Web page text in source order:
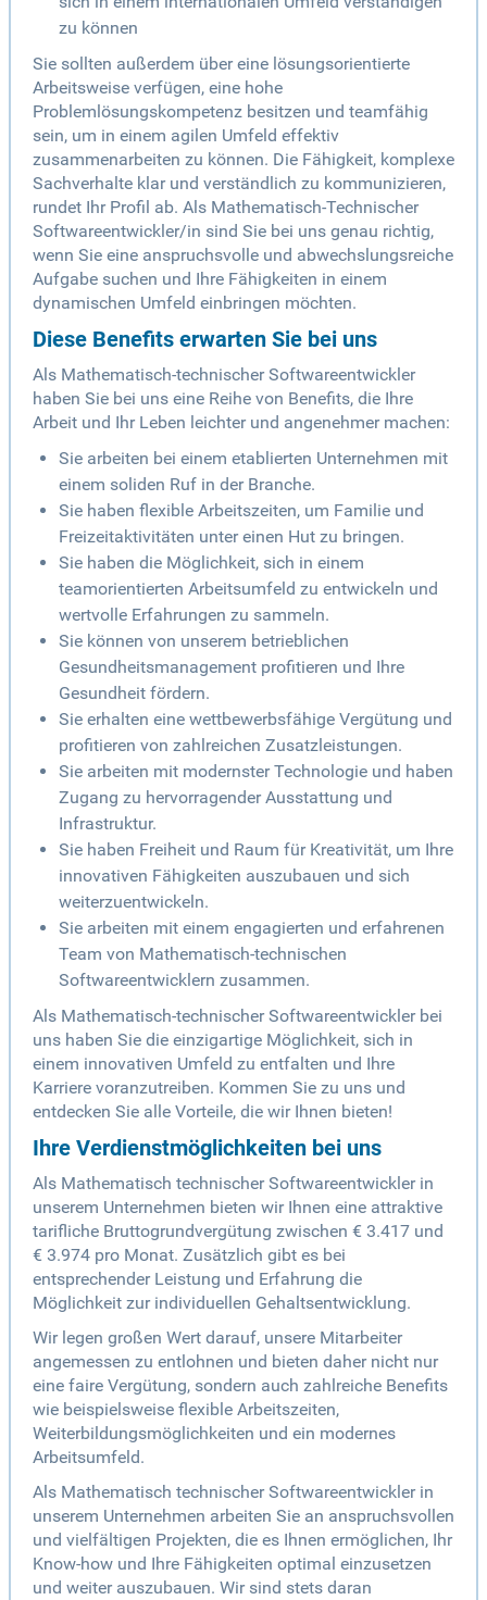
zu können
Sie sollten außerdem über eine lösungsorientierte
Arbeitsweise verfügen, eine hohe
Problemlösungskompetenz besitzen und teamfähig
sein, um in einem agilen Umfeld effektiv
zusammenarbeiten zu können. Die Fähigkeit, komplexe
Sachverhalte klar und verständlich zu kommunizieren,
rundet Ihr Profil ab. Als Mathematisch-Technischer
Softwareentwickler/in sind Sie bei uns genau richtig,
wenn Sie eine anspruchsvolle und abwechslungsreiche
Aufgabe suchen und Ihre Fähigkeiten in einem
dynamischen Umfeld einbringen möchten.
Diese Benefits erwarten Sie bei uns
Als Mathematisch-technischer Softwareentwickler
haben Sie bei uns eine Reihe von Benefits, die Ihre
Arbeit und Ihr Leben leichter und angenehmer machen:
Sie arbeiten bei einem etablierten Unternehmen mit
einem soliden Ruf in der Branche.
Sie haben flexible Arbeitszeiten, um Familie und
Freizeitaktivitäten unter einen Hut zu bringen.
Sie haben die Möglichkeit, sich in einem
teamorientierten Arbeitsumfeld zu entwickeln und
wertvolle Erfahrungen zu sammeln.
Sie können von unserem betrieblichen
Gesundheitsmanagement profitieren und Ihre
Gesundheit fördern.
Sie erhalten eine wettbewerbsfähige Vergütung und
profitieren von zahlreichen Zusatzleistungen.
Sie arbeiten mit modernster Technologie und haben
Zugang zu hervorragender Ausstattung und
Infrastruktur.
Sie haben Freiheit und Raum für Kreativität, um Ihre
innovativen Fähigkeiten auszubauen und sich
weiterzuentwickeln.
Sie arbeiten mit einem engagierten und erfahrenen
Team von Mathematisch-technischen
Softwareentwicklern zusammen.
Als Mathematisch-technischer Softwareentwickler bei
uns haben Sie die einzigartige Möglichkeit, sich in
einem innovativen Umfeld zu entfalten und Ihre
Karriere voranzutreiben. Kommen Sie zu uns und
entdecken Sie alle Vorteile, die wir Ihnen bieten!
Ihre Verdienstmöglichkeiten bei uns
Als Mathematisch technischer Softwareentwickler in
unserem Unternehmen bieten wir Ihnen eine attraktive
tarifliche Bruttogrundvergütung zwischen € 3.417 und
€ 3.974 pro Monat. Zusätzlich gibt es bei
entsprechender Leistung und Erfahrung die
Möglichkeit zur individuellen Gehaltsentwicklung.
Wir legen großen Wert darauf, unsere Mitarbeiter
angemessen zu entlohnen und bieten daher nicht nur
eine faire Vergütung, sondern auch zahlreiche Benefits
wie beispielsweise flexible Arbeitszeiten,
Weiterbildungsmöglichkeiten und ein modernes
Arbeitsumfeld.
Als Mathematisch technischer Softwareentwickler in
unserem Unternehmen arbeiten Sie an anspruchsvollen
und vielfältigen Projekten, die es Ihnen ermöglichen, Ihr
Know-how und Ihre Fähigkeiten optimal einzusetzen
und weiter auszubauen. Wir sind stets daran